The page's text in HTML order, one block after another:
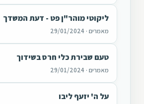
ליקוטי מוהר"ן פט - דעת המשדך
מאמרים · 29/01/2024
טעם שבירת כלי חרס בשידוך
מאמרים · 29/01/2024
על ה' יזעף ליבו